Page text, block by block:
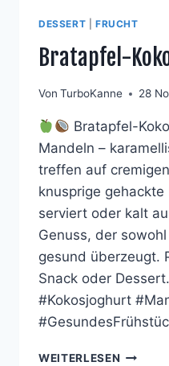
DESSERT FRUCHT
Bratapfel-
Von TurboKanne 28
Bratapfel-
Mandeln –
treffen auf
knusprige gehackte
serviert oder kalt
Genuss, der
gesund überzeugt.
Snack oder Dessert.
#Kokosjoghurt
WEITERLESEN